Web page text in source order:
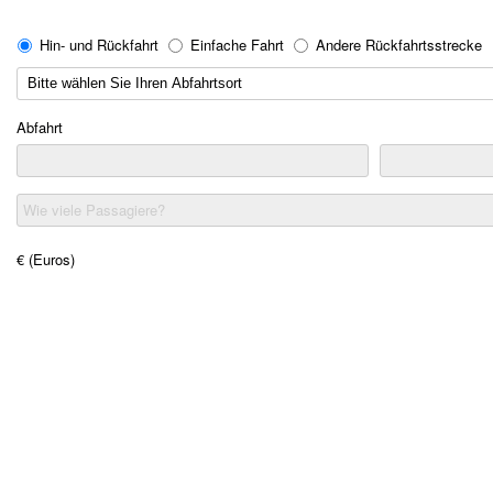
Hin- und Rückfahrt Einfache Fahrt Andere Rückfahrtsstrecke
Abfahrt
Wie viele Passagiere?
€ (Euros)